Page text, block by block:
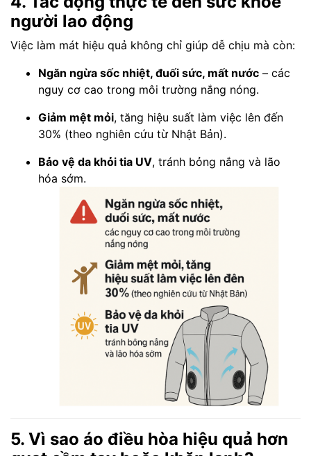
người lao động
Việc làm mát hiệu quả không chỉ giúp dễ chịu mà còn:
Ngăn ngừa sốc nhiệt, đuối sức, mất nước – các
nguy cơ cao trong môi trường nắng nóng.
Giảm mệt mỏi, tăng hiệu suất làm việc lên đến
30% (theo nghiên cứu từ Nhật Bản).
Bảo vệ da khỏi tia UV, tránh bỏng nắng và lão
hóa sớm.
5. Vì sao áo điều hòa hiệu quả hơn